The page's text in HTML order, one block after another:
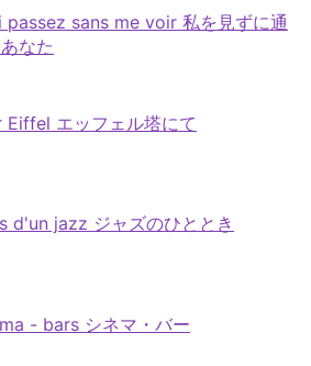
passez sans me voir 私を見ずに通
なた
エッフェル塔にて
d'un jazz ジャズのひととき
- bars シネマ・バー